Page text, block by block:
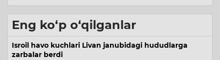
Eng ko‘p o‘qilganlar
Isroil havo kuchlari Livan janubidagi hududlarga
zarbalar berdi